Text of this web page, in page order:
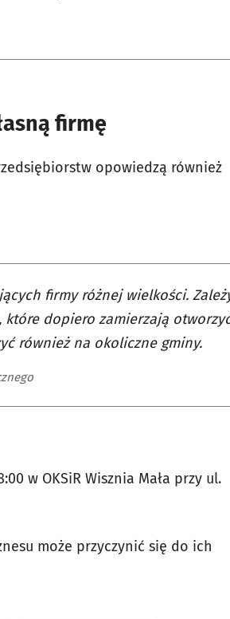
firmę
opowiedzą również
firmy różnej wielkości.
które dopiero zamierzają
również na okoliczne gminy.
w OKSiR Wisznia Mała przy ul.
może przyczynić się do ich